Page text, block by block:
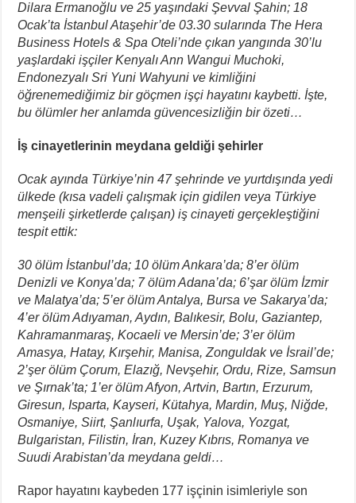
Dilara Ermanoğlu ve 25 yaşındaki Şevval Şahin; 18
Ocak’ta İstanbul Ataşehir’de 03.30 sularında The Hera
Business Hotels & Spa Oteli’nde çıkan yangında 30’lu
yaşlardaki işçiler Kenyalı Ann Wangui Muchoki,
Endonezyalı Sri Yuni Wahyuni ve kimliğini
öğrenemediğimiz bir göçmen işçi hayatını kaybetti. İşte,
bu ölümler her anlamda güvencesizliğin bir özeti…
İş cinayetlerinin meydana geldiği şehirler
Ocak ayında Türkiye’nin 47 şehrinde ve yurtdışında yedi
ülkede (kısa vadeli çalışmak için gidilen veya Türkiye
menşeili şirketlerde çalışan) iş cinayeti gerçekleştiğini
tespit ettik:
30 ölüm İstanbul’da; 10 ölüm Ankara’da; 8’er ölüm
Denizli ve Konya’da; 7 ölüm Adana’da; 6’şar ölüm İzmir
ve Malatya’da; 5’er ölüm Antalya, Bursa ve Sakarya’da;
4’er ölüm Adıyaman, Aydın, Balıkesir, Bolu, Gaziantep,
Kahramanmaraş, Kocaeli ve Mersin’de; 3’er ölüm
Amasya, Hatay, Kırşehir, Manisa, Zonguldak ve İsrail’de;
2’şer ölüm Çorum, Elazığ, Nevşehir, Ordu, Rize, Samsun
ve Şırnak’ta; 1’er ölüm Afyon, Artvin, Bartın, Erzurum,
Giresun, Isparta, Kayseri, Kütahya, Mardin, Muş, Niğde,
Osmaniye, Siirt, Şanlıurfa, Uşak, Yalova, Yozgat,
Bulgaristan, Filistin, İran, Kuzey Kıbrıs, Romanya ve
Suudi Arabistan’da meydana geldi…
Rapor hayatını kaybeden 177 işçinin isimleriyle son